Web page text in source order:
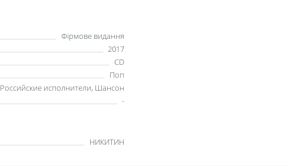
Фірмове видання
2017
CD
Поп
Российские исполнители, Шансон
-
НИКИТИН